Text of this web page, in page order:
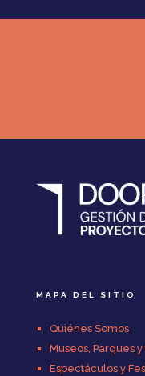
MAPA DEL SITIO
Quiénes Somos
Museos, Parques
Espectáculos y